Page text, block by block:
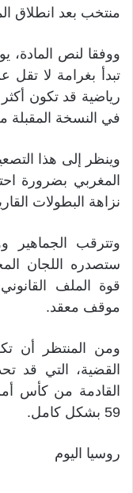
منتخب بعد انطلاق
ووفقا لنص المادة،
رياضية قد تكون
في النسخة المقبلة
وينظر إلى هذا
المغربي بضرورة
نزاهة البطولات
وتترقب الجماهير
ستصدره اللجان
قوة الملف
موقف معقد.
ومن المنتظر أن
القضية، التي قد
القادمة من كأس
59 بشكل كامل.
روسيا اليوم